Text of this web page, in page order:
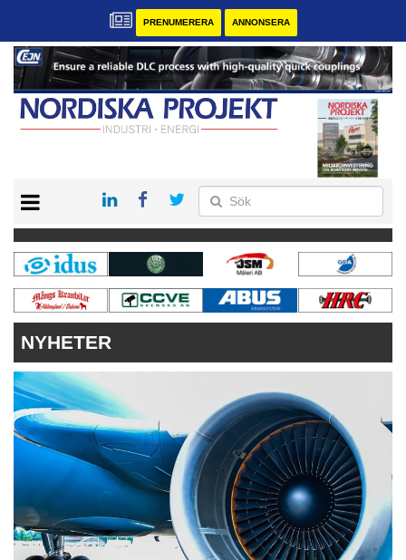
PRENUMERERA ANNONSERA
KONTAKT
VÅRA ANDRA MAGASIN
PRENUMERERA
ANNONSERA
NYHETER